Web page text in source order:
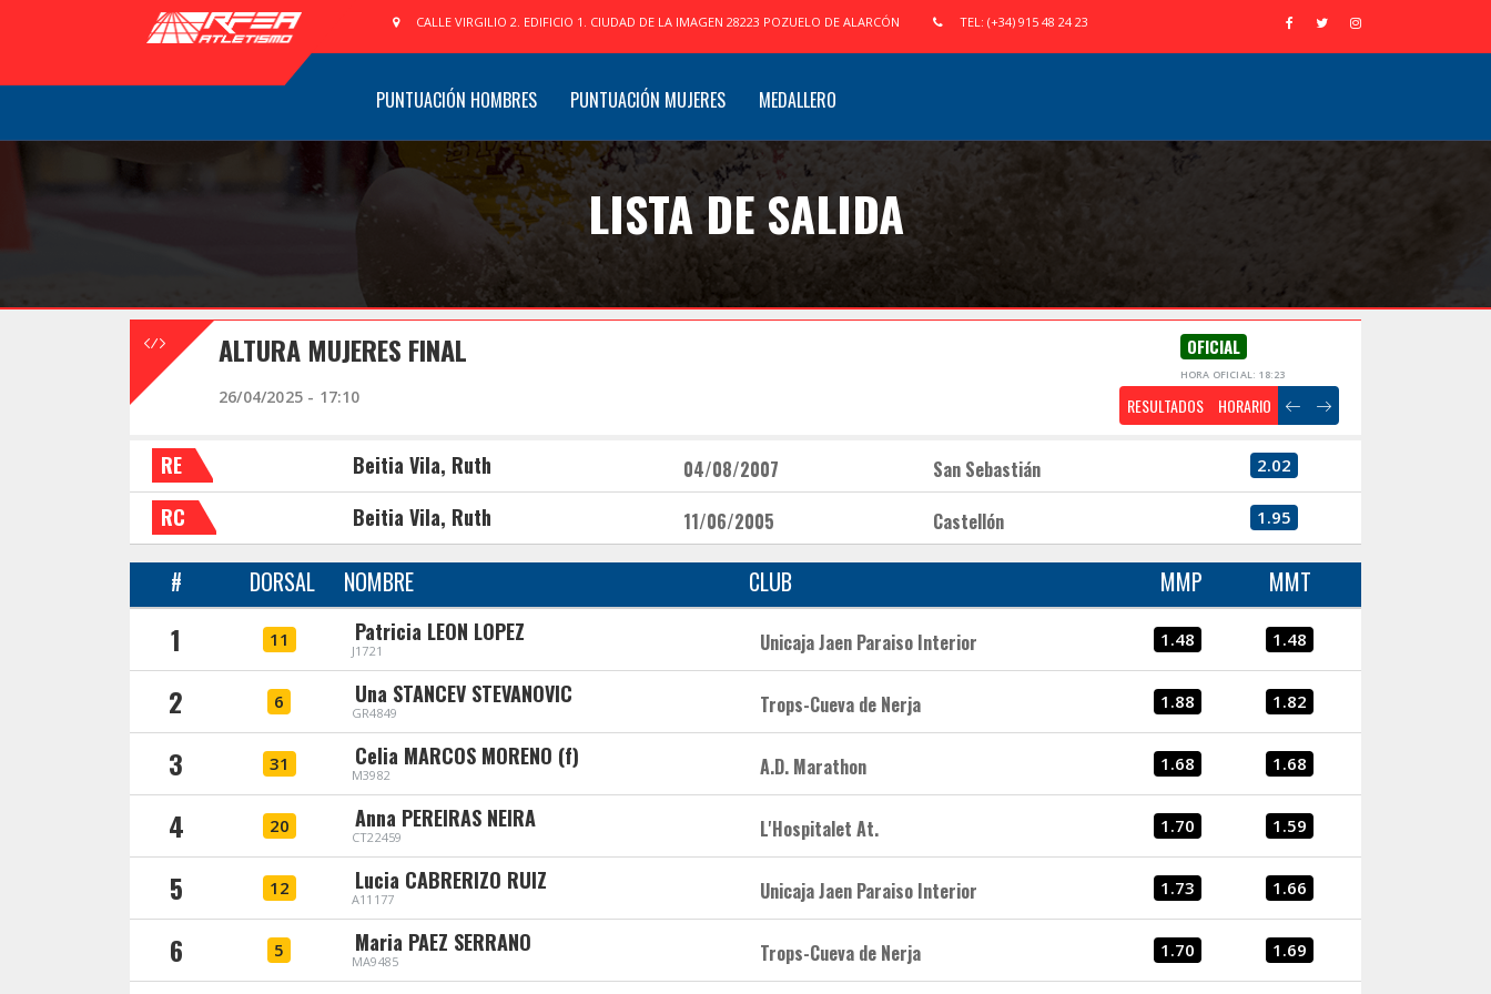
CALLE VIRGILIO 2. EDIFICIO 1. CIUDAD DE LA IMAGEN 28223 POZUELO DE ALARCÓN TEL: (+34) 915 48 24 23
PUNTUACIÓN HOMBRES PUNTUACIÓN MUJERES MEDALLERO
LISTA DE SALIDA
ALTURA MUJERES FINAL OFICIAL
HORA OFICIAL: 18:23
26/04/2025 - 17:10 RESULTADOS HORARIO
RE Beitia Vila, Ruth 04/08/2007 San Sebastián 2.02
RC Beitia Vila, Ruth 11/06/2005 Castellón 1.95
# DORSAL NOMBRE CLUB MMP MMT
1 11 Patricia LEON LOPEZ
J1721 Unicaja Jaen Paraiso Interior 1.48 1.48
2 6 Una STANCEV STEVANOVIC
GR4849 Trops-Cueva de Nerja 1.88 1.82
3 31 Celia MARCOS MORENO (f)
M3982 A.D. Marathon 1.68 1.68
4 20 Anna PEREIRAS NEIRA
CT22459 L'Hospitalet At. 1.70 1.59
5 12 Lucia CABRERIZO RUIZ
A11177 Unicaja Jaen Paraiso Interior 1.73 1.66
6 5 Maria PAEZ SERRANO
MA9485 Trops-Cueva de Nerja 1.70 1.69